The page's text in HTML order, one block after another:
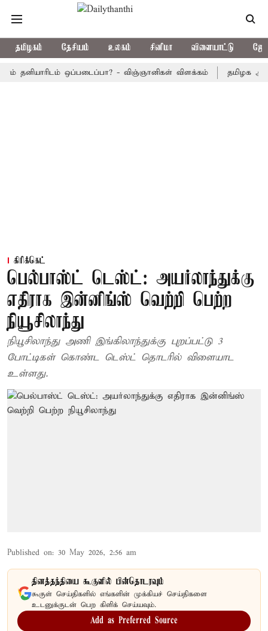
தமிழகம் தேசியம் உலகம் சினிமா விளையாட்டு
ஒப்படைப்பா? - விஞ்ஞானிகள் விளக்கம் தமிழக அரசு
கிரிக்கெட்
பெல்பாஸ்ட் டெஸ்ட்: அயர்லாந்துக்கு
எதிராக இன்னிங்ஸ் வெற்றி பெற்ற
நியூசிலாந்து
நியூசிலாந்து அணி இங்கிலாந்துக்கு புறப்பட்டு 3
போட்டிகள் கொண்ட டெஸ்ட் தொடரில் விளையாட
உள்ளது.
Published on: 30 May 2026, 2:56 am
தினத்தந்தியை கூகுளில் பின்தொடரவும்
கூகுள் செய்திகளில் எங்களின் முக்கியச் செய்திகளை
உடனுக்குடன் பெற கிளிக் செய்யவும்.
Add as Preferred Source